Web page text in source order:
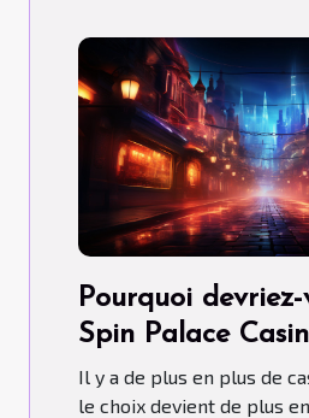
Pourquoi
Spin Palace
Il y a de plus en plus de
le choix devient de plus